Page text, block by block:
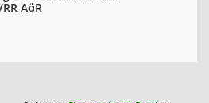
AöR